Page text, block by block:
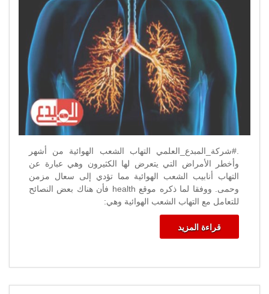
.#شركة_المبدع_العلمي التهاب الشعب الهوائية من أشهر
وأخطر الأمراض التي يتعرض لها الكثيرون وهي عبارة عن
التهاب أنابيب الشعب الهوائية مما تؤدي إلى سعال مزمن
وحمى. ووفقا لما ذكره موقع health فأن هناك بعض النصائح
للتعامل مع التهاب الشعب الهوائية وهي:
قراءة المزيد